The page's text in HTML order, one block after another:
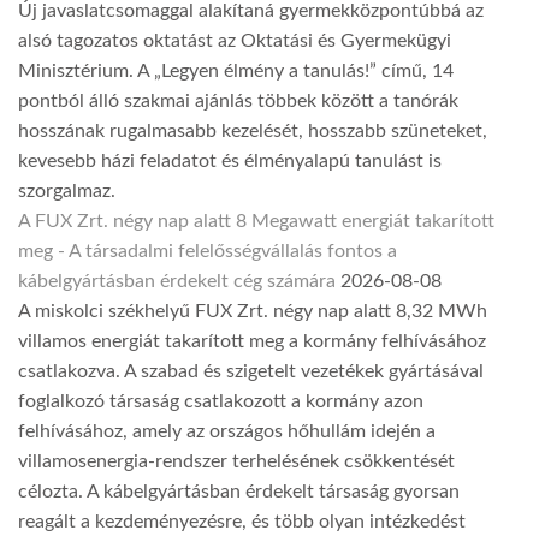
Új javaslatcsomaggal alakítaná gyermekközpontúbbá az
alsó tagozatos oktatást az Oktatási és Gyermekügyi
Minisztérium. A „Legyen élmény a tanulás!” című, 14
pontból álló szakmai ajánlás többek között a tanórák
hosszának rugalmasabb kezelését, hosszabb szüneteket,
kevesebb házi feladatot és élményalapú tanulást is
szorgalmaz.
A FUX Zrt. négy nap alatt 8 Megawatt energiát takarított
meg - A társadalmi felelősségvállalás fontos a
kábelgyártásban érdekelt cég számára 2026-08-08
A miskolci székhelyű FUX Zrt. négy nap alatt 8,32 MWh
villamos energiát takarított meg a kormány felhívásához
csatlakozva. A szabad és szigetelt vezetékek gyártásával
foglalkozó társaság csatlakozott a kormány azon
felhívásához, amely az országos hőhullám idején a
villamosenergia-rendszer terhelésének csökkentését
célozta. A kábelgyártásban érdekelt társaság gyorsan
reagált a kezdeményezésre, és több olyan intézkedést